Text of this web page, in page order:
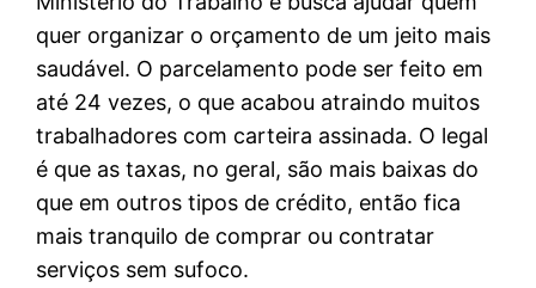
quer organizar o orçamento de um jeito mais
saudável. O parcelamento pode ser feito em
até 24 vezes, o que acabou atraindo muitos
trabalhadores com carteira assinada. O legal
é que as taxas, no geral, são mais baixas do
que em outros tipos de crédito, então fica
mais tranquilo de comprar ou contratar
serviços sem sufoco.